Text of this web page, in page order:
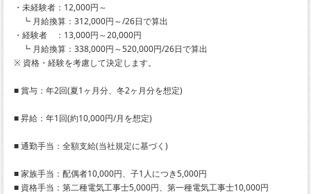
・未経験者：12,000円～
┗ 月給換算：312,000円～/26日で算出
・経験者 ：13,000円～20,000円
┗ 月給換算：338,000円～520,000円/26日で算出
※ 資格・経験を考慮して決定します。
■ 賞与：年2回(夏1ヶ月分、冬2ヶ月分を想定)
■ 昇給：年1回(約10,000円/月を想定)
■ 通勤手当：全額支給(当社規定に基づく)
■ 家族手当：配偶者10,000円、子1人につき5,000円
■ 資格手当：第二種電気工事士5,000円、第一種電気工事士10,000円